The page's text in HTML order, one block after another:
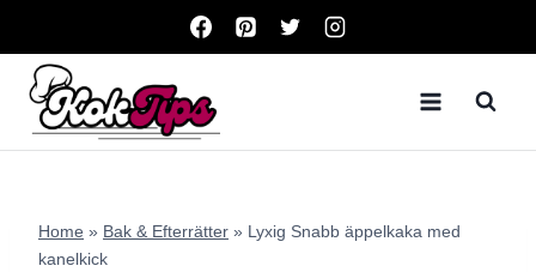
content
Home » Bak & Efterrätter » Lyxig Snabb äppelkaka med
kanelkick